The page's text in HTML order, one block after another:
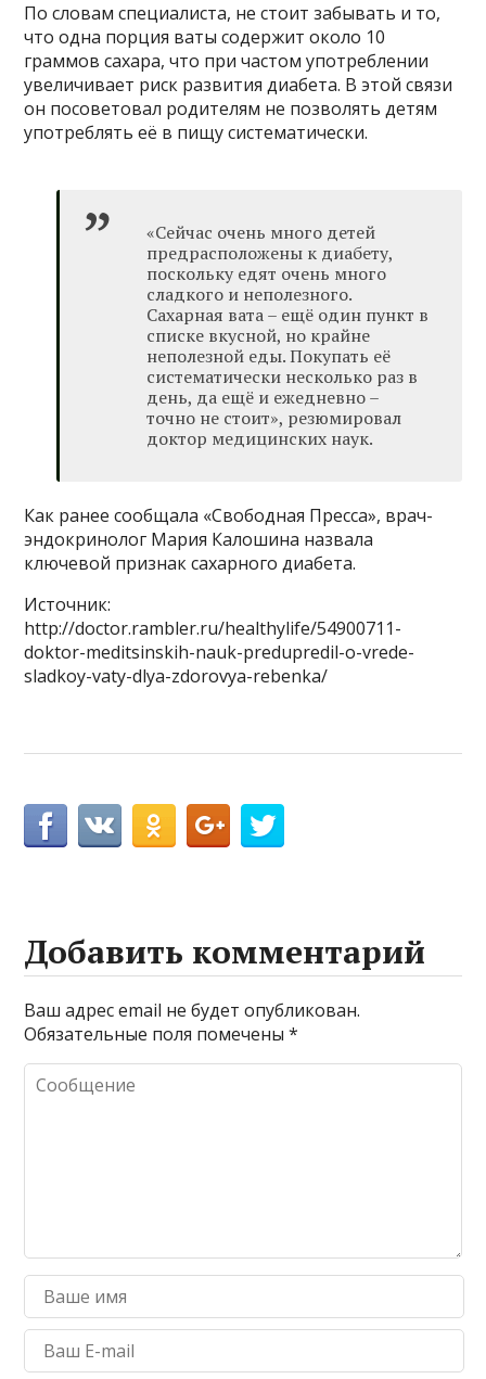
По словам специалиста, не стоит забывать и то,
что одна порция ваты содержит около 10
граммов сахара, что при частом употреблении
увеличивает риск развития диабета. В этой связи
он посоветовал родителям не позволять детям
употреблять её в пищу систематически.
«Сейчас очень много детей
предрасположены к диабету,
поскольку едят очень много
сладкого и неполезного.
Сахарная вата – ещё один пункт в
списке вкусной, но крайне
неполезной еды. Покупать её
систематически несколько раз в
день, да ещё и ежедневно –
точно не стоит», резюмировал
доктор медицинских наук.
Как ранее сообщала «Свободная Пресса», врач-
эндокринолог Мария Калошина назвала
ключевой признак сахарного диабета.
Источник:
http://doctor.rambler.ru/healthylife/54900711-
doktor-meditsinskih-nauk-predupredil-o-vrede-
sladkoy-vaty-dlya-zdorovya-rebenka/
Добавить комментарий
Ваш адрес email не будет опубликован.
Обязательные поля помечены*